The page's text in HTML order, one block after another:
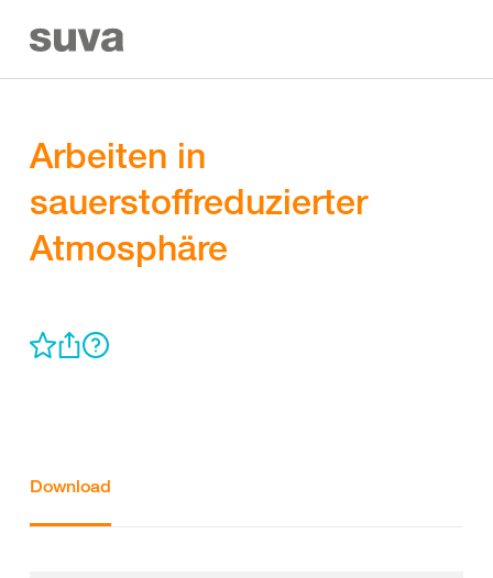
Arbeiten in
sauerstoffreduzierter
Atmosphäre
Download